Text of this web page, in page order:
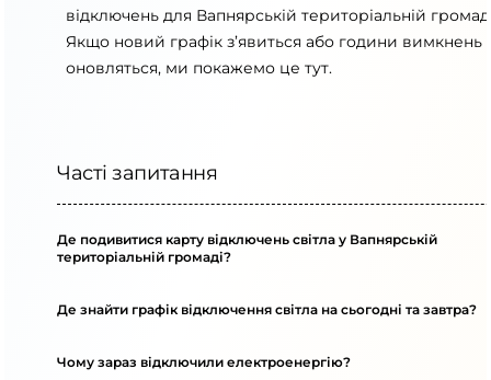
відключень для Вапнярській територіальній
Якщо новий графік з’явиться або години вимкнень
оновляться, ми покажемо це тут.
Часті запитання
Де подивитися карту відключень світла у Вапнярській
територіальній громаді?
Де знайти графік відключення світла на сьогодні та завтра?
Чому зараз відключили електроенергію?